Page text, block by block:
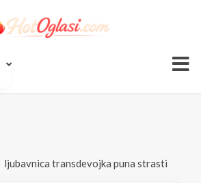
ljubavnica transdevojka puna strasti